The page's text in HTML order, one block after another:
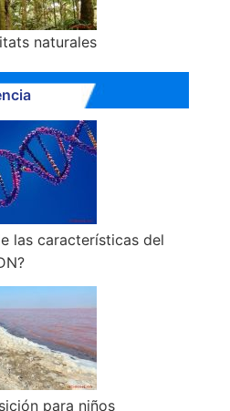
naturales
las características del
para niños